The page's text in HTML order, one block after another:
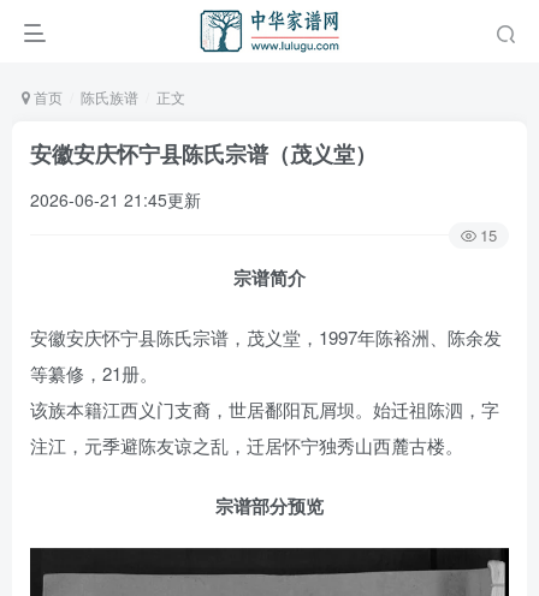
首页 陈氏族谱 正文
安徽安庆怀宁县陈氏宗谱（茂义堂）
2026-06-21 21:45更新
15
宗谱简介
安徽安庆怀宁县陈氏宗谱，茂义堂，1997年陈裕洲、陈余发
等纂修，21册。
该族本籍江西义门支裔，世居鄱阳瓦屑坝。始迁祖陈泗，字
注江，元季避陈友谅之乱，迁居怀宁独秀山西麓古楼。
宗谱部分预览